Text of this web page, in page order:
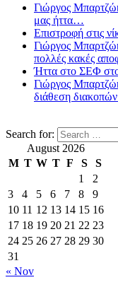
Γιώργος
μας ήττα…
Επιστροφή στις
Γιώργος
πολλές κακές
Ήττα στο ΣΕΦ
Γιώργος
διάθεση
Search for:
August 2026
M T W T F S
S
1
2
3
4 5 6 7 8
9
10 11 12 13 14 15 16
17 18 19 20 21 22 23
24 25 26 27 28 29 30
31
« Nov